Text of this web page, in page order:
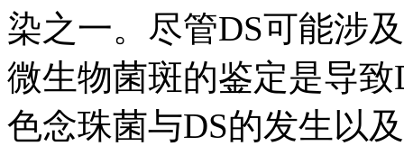
染之一。尽管DS可能涉
微生物菌斑的鉴定是导
色念珠菌与DS的发生以